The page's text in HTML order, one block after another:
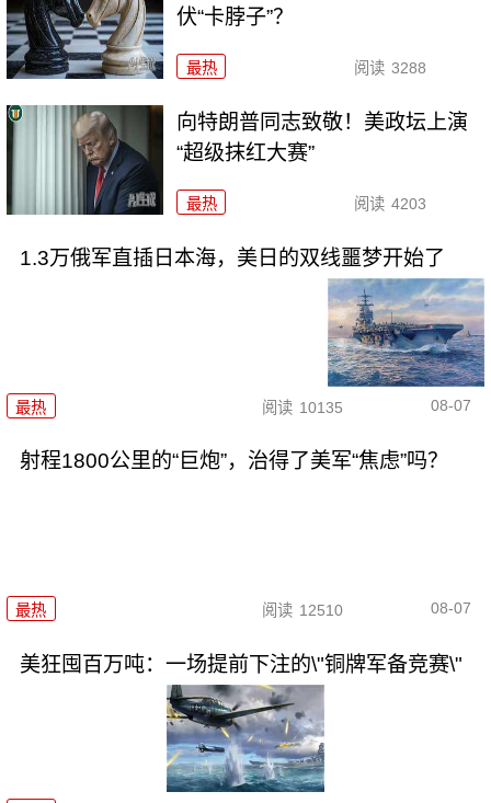
伏“卡脖子”？
最热 阅读 3288
向特朗普同志致敬！美政坛上演
“超级抹红大赛”
最热 阅读 4203
1.3万俄军直插日本海，美日的双线噩梦开始了
最热 阅读 10135 08-07
射程1800公里的“巨炮”，治得了美军“焦虑”吗？
最热 阅读 12510 08-07
美狂囤百万吨：一场提前下注的\"铜牌军备竞赛\"